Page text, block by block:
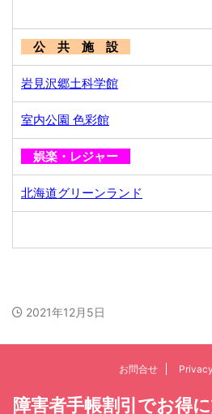
公 共 施 設
岩見沢郷土科学館
室内公園 色彩館
娯楽・レジャー
北海道グリーンランド
2021年12月5日
お問合せ
障害者手帳割引でお得